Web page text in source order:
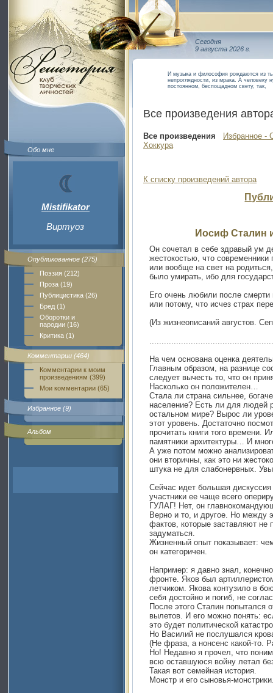
Обо мне
Mistifikator
Виртуоз
Опубликованное (275)
Поэзия (212)
Проза (19)
Публицистика (26)
Бред (1)
Оборотки и
пародии (16)
Критика (1)
Комментарии (464)
Комментарии к моим
произведениям (399)
Мои комментарии (65)
Избранное (9)
Альбом
Сегодня
9 августа 2026 г.
И музыка и философия рождаются из
непроглядности, из мрака. А человеку
постоянном, беспощадном свету, так,
Все произведения
Все произведения
Избранное -
Хоккура
К списку произведений автора
Иосиф Сталин
Он сочетал в себе здравый ум
жестокостью, что
или вообще на свет на
было умирать, ибо для
Его очень любили после
или потому, что исчез страх
(Из жизнеописаний августов.
На чем основана оценка
Главным образом, на разнице
следует вычесть то, что он
Насколько он положителен…
Стала ли страна сильнее,
население? Есть ли для людей
остальном мире? Вырос ли
этот уровень. Достаточно
прочитать книги того времени.
памятники архитектуры… И
А уже потом можно
они вторичны, как это ни
штука не для слабонервных.
Сейчас идет большая
участники ее чаще всего
ГУЛАГ! Нет, он
Верно и то, и другое. Но между
фактов, которые заставляют не
задуматься.
Жизненный опыт показывает:
он категоричен.
Например: я давно знал,
фронте. Яков был
летчиком. Якова контузило в
себя достойно и погиб, не
После этого Сталин попытался
вылетов. И его можно понять:
это будет политической
Но Василий не послушался
(Не фраза, а нонсенс какой-то.
Но! Недавно я прочел, что
всю оставшуюся войну летал
Такая вот семейная история.
Монстр и его сыновья-